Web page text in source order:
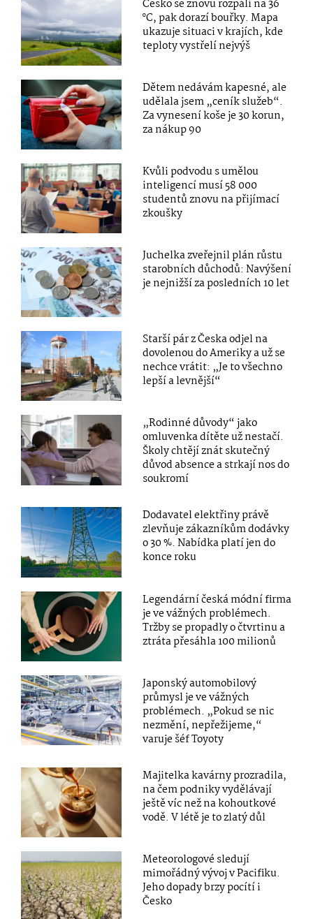
Česko se znovu rozpálí na 36
°C, pak dorazí bouřky. Mapa
ukazuje situaci v krajích, kde
teploty vystřelí nejvýš
Dětem nedávám kapesné, ale
udělala jsem „ceník služeb“.
Za vynesení koše je 30 korun,
za nákup 90
Kvůli podvodu s umělou
inteligencí musí 58 000
studentů znovu na přijímací
zkoušky
Juchelka zveřejnil plán růstu
starobních důchodů: Navýšení
je nejnižší za posledních 10 let
Starší pár z Česka odjel na
dovolenou do Ameriky a už se
nechce vrátit: „Je to všechno
lepší a levnější“
„Rodinné důvody“ jako
omluvenka dítěte už nestačí.
Školy chtějí znát skutečný
důvod absence a strkají nos do
soukromí
Dodavatel elektřiny právě
zlevňuje zákazníkům dodávky
o 30 %. Nabídka platí jen do
konce roku
Legendární česká módní firma
je ve vážných problémech.
Tržby se propadly o čtvrtinu a
ztráta přesáhla 100 milionů
Japonský automobilový
průmysl je ve vážných
problémech. „Pokud se nic
nezmění, nepřežijeme,“
varuje šéf Toyoty
Majitelka kavárny prozradila,
na čem podniky vydělávají
ještě víc než na kohoutkové
vodě. V létě je to zlatý důl
Meteorologové sledují
mimořádný vývoj v Pacifiku.
Jeho dopady brzy pocítí i
Česko